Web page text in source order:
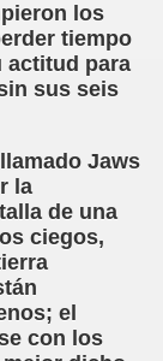
los
tiempo
actitud para
sus seis
Jaws
la
de una
ciegos,
el
con los
de